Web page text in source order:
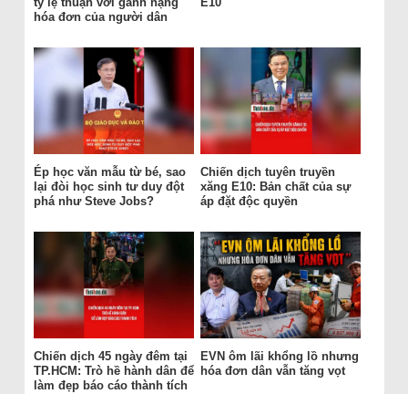
hóa đơn của người dân
Ép học văn mẫu từ bé, sao
lại đòi học sinh tư duy đột
phá như Steve Jobs?
Chiến dịch tuyên truyền
xăng E10: Bản chất của sự
áp đặt độc quyền
Chiến dịch 45 ngày đêm tại
TP.HCM: Trò hề hành dân để
làm đẹp báo cáo thành tích
EVN ôm lãi khổng lồ nhưng
hóa đơn dân vẫn tăng vọt